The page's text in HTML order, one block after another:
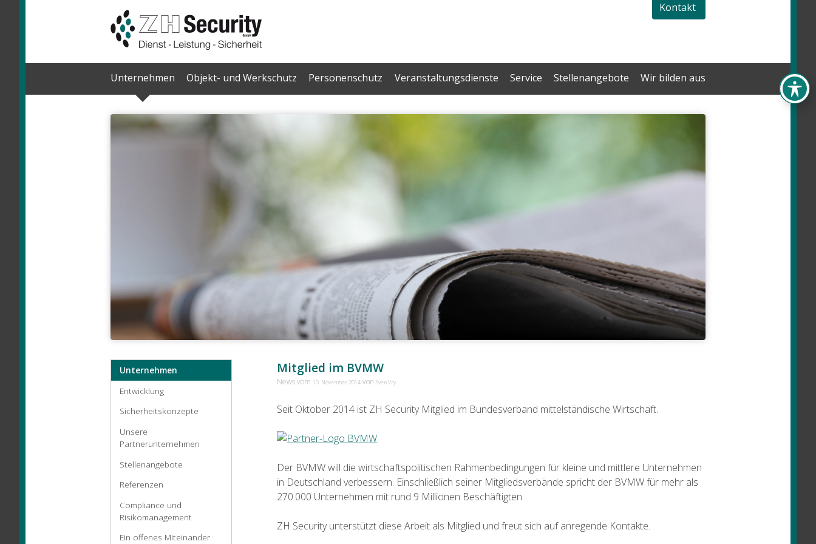
Kontakt
to
Unternehmen Objekt- und Werkschutz Personenschutz Veranstaltungsdienste Service Stellenangebote
Wir bilden aus
.
Mitglied im BVMW
News vom 10. November 2014 vonSven Vry
Seit Oktober 2014 ist ZH Security Mitglied im Bundesverband mittelständische Wirtschaft.
Der BVMW will die wirtschaftspolitischen Rahmenbedingungen für kleine und mittlere Unternehmen
in Deutschland verbessern. Einschließlich seiner Mitgliedsverbände spricht der BVMW für mehr als
270.000 Unternehmen mit rund 9 Millionen Beschäftigten.
ZH Security unterstützt diese Arbeit als Mitglied und freut sich auf anregende Kontakte.
Unternehmen
Entwicklung
Sicherheitskonzepte
Unsere
Partnerunternehmen
Stellenangebote
Referenzen
Compliance und
Risikomanagement
Ein offenes Miteinander